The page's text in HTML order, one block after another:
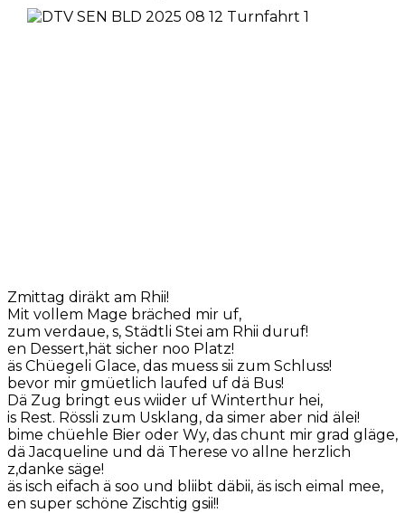
Zmittag diräkt am Rhii!
Mit vollem Mage bräched mir uf,
zum verdaue, s, Städtli Stei am Rhii duruf!
en Dessert,hät sicher noo Platz!
äs Chüegeli Glace, das muess sii zum Schluss!
bevor mir gmüetlich laufed uf dä Bus!
Dä Zug bringt eus wiider uf Winterthur hei,
is Rest. Rössli zum Usklang, da simer aber nid älei!
bime chüehle Bier oder Wy, das chunt mir grad gläge,
dä Jacqueline und dä Therese vo allne herzlich
z,danke säge!
äs isch eifach ä soo und bliibt däbii, äs isch eimal mee,
en super schöne Zischtig gsii!!